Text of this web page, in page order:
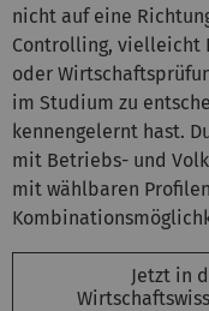
nicht auf eine
Controlling, vielleicht
oder
im Studium zu
kennengelernt hast.
mit Betriebs- und
mit wählbaren
Jetzt in